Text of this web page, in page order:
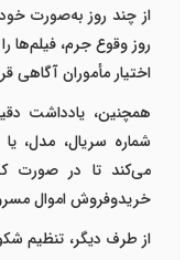
از چند روز به‌صورت
روز وقوع جرم، فیلم‌ها
اختیار مأموران آگاهی
همچنین، یادداشت
شماره سریال، مدل،
می‌کند تا در صورت
خریدوفروش اموال
از طرف دیگر، تنظیم